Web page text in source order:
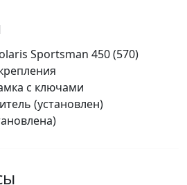
Sportsman 450 (570)
с ключами
(установлен)